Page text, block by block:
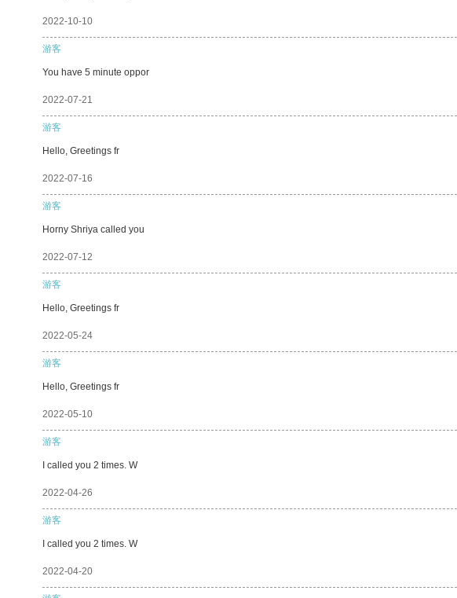
2022-10-10
游客
You have 5 minute oppor
2022-07-21
游客
Hello, Greetings fr
2022-07-16
游客
Horny Shriya called you
2022-07-12
游客
Hello, Greetings fr
2022-05-24
游客
Hello, Greetings fr
2022-05-10
游客
I called you 2 times. W
2022-04-26
游客
I called you 2 times. W
2022-04-20